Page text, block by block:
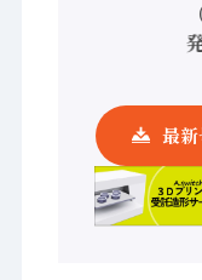
発
最